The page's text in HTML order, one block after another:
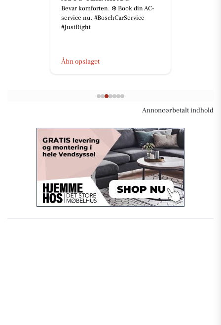
Bevar komforten. ❄️ Book din AC-
service nu. #BoschCarService
#JustRight
Åbn opslaget
Annoncørbetalt indhold